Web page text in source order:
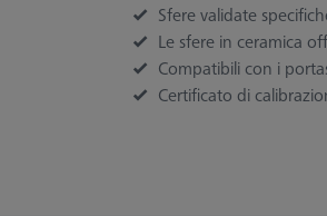
Sfere validate
Le sfere in ceramica
Compatibili con i
Certificato di